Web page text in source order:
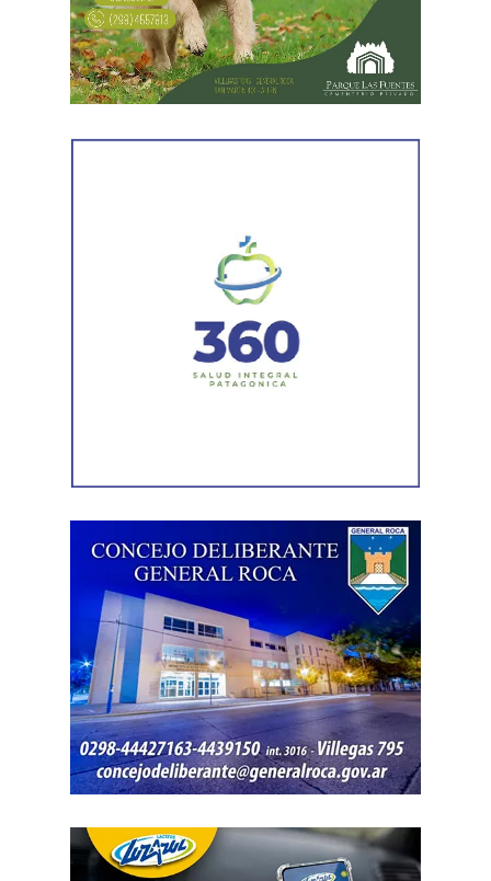
Fundación YPF dirá presente
con propuestas interactivas
vinculadas a la Fundación YPF:
La Sala de Escape de Fundación YPF es una
experiencia educativa interactiva diseñada para
estudiantes secundarios. Propone a los jóvenes resolver
desafíos sobre la matriz energética, armar un generador
eléctrico y explorar yacimientos de gas mediante realidad
virtual. Su objetivo es acercarlos a la ciencia y la industria
V4LE
Es un juego educativo dirigido a estudiantes de nivel
primario y secundario que invita, de forma lúdica y
colaborativa, a explorar los principales procesos de la
industria del petróleo y el gas en la Argentina, con
especial énfasis en la producción no convencional.
Creada por Fundación YPF, esta maqueta interactiva
tiene cuatro estaciones que representan las etapas
fundamentales de la producción de hidrocarburos:
en una refinería, almacenamiento y transporte en tanques
y camiones, y sus diferentes usos en el hogar.